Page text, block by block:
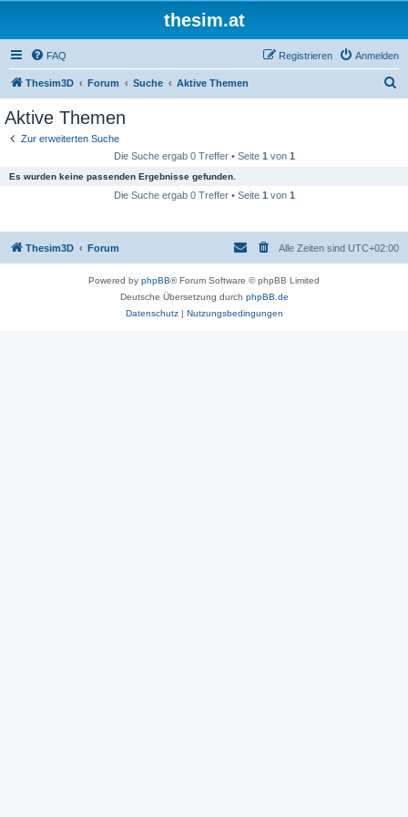
thesim.at
FAQ Anmelden
Registrieren
Thesim3D Forum Suche Aktive Themen
Aktive Themen
Zur erweiterten Suche
Die Suche ergab 0 Treffer • Seite 1 von 1
Es wurden keine passenden Ergebnisse gefunden.
Die Suche ergab 0 Treffer • Seite 1 von 1
Thesim3D Forum Alle Zeiten sind UTC+02:00
Powered by phpBB® Forum Software © phpBB Limited
Deutsche Übersetzung durch phpBB.de
Datenschutz| Nutzungsbedingungen